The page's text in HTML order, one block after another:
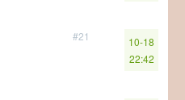
#21
10-18
22:42